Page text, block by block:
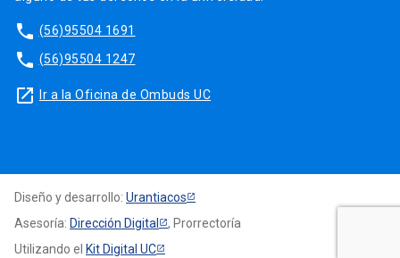
phone (56)95504 1691
phone (56)95504 1247
launch Ir a la Oficina de Ombuds UC
Diseño y desarrollo: Urantiacos
Asesoría: Dirección Digital
, Prorrectoría
Utilizando el Kit Digital UC